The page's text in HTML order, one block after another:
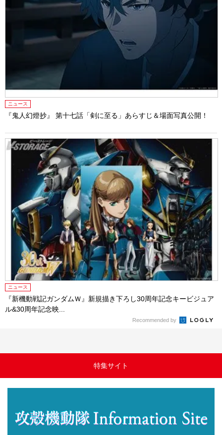
ニュース
『鬼人幻燈抄』 第十七話「剣に至る」あらすじ＆場面写真公開！
ニュース
『新機動戦記ガンダムＷ』新規描き下ろし30周年記念キービジュア
ル&30周年記念映...
Recommended by
特集サイト